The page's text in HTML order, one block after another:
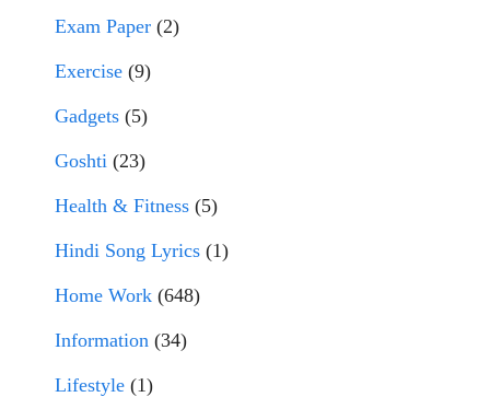
Exam Paper (2)
Exercise (9)
Gadgets (5)
Goshti (23)
Health & Fitness (5)
Hindi Song Lyrics (1)
Home Work (648)
Information (34)
Lifestyle (1)